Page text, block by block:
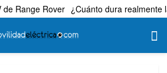
de Range Rover ¿Cuánto dura realmente